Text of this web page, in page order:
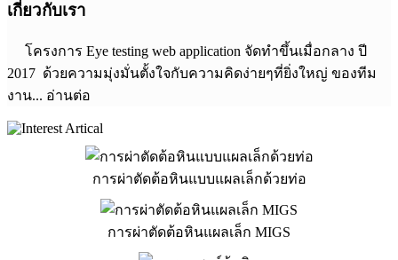
เกี่ยวกับเรา
โครงการ Eye testing web application จัดทำขึ้นเมื่อกลาง ปี
2017 ด้วยความมุ่งมั่นตั้งใจกับความคิดง่ายๆที่ยิ่งใหญ่ ของทีม
งาน... อ่านต่อ
การผ่าตัดต้อหินแบบแผลเล็กด้วยท่อ
การผ่าตัดต้อหินแผลเล็ก MIGS